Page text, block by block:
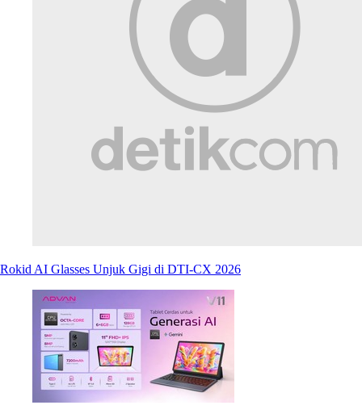
Rokid AI Glasses Unjuk Gigi di DTI-CX 2026